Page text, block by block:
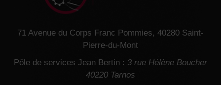
71 Avenue du Corps Franc Pommies, 40280 Saint-
Pierre-du-Mont
Pôle de services Jean Bertin : 3 rue Hélène Boucher
40220 Tarnos